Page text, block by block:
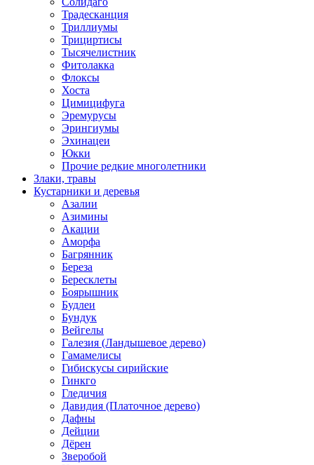
Традесканция
Триллиумы
Трициртисы
Тысячелистник
Фитолакка
Флоксы
Хоста
Цимицифуга
Эремурусы
Эрингиумы
Эхинацеи
Юкки
Прочие редкие многолетники
Злаки, травы
Кустарники и деревья
Азалии
Азимины
Акации
Аморфа
Багрянник
Береза
Бересклеты
Боярышник
Будлеи
Бундук
Вейгелы
Галезия (Ландышевое дерево)
Гамамелисы
Гибискусы сирийские
Гинкго
Гледичия
Давидия (Платочное дерево)
Дафны
Дейции
Дёрен
Зверобой